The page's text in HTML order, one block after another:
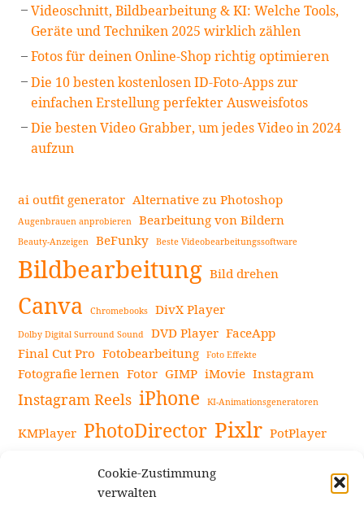
Cookie-Zustimmung
verwalten
Videoschnitt, Bildbearbeitung & KI: Welche Tools,
Geräte und Techniken 2025 wirklich zählen
Fotos für deinen Online-Shop richtig optimieren
Die 10 besten kostenlosen ID-Foto-Apps zur
einfachen Erstellung perfekter Ausweisfotos
Die besten Video Grabber, um jedes Video in 2024
aufzun
ai outfit generator Alternative zu Photoshop
Augenbrauen anprobieren Bearbeitung von Bildern
Beauty-Anzeigen BeFunky Beste Videobearbeitungssoftware
Bildbearbeitung Bild drehen
Canva Chromebooks DivX Player
Dolby Digital Surround Sound DVD Player FaceApp
Final Cut Pro Fotobearbeitung Foto Effekte
Fotografie lernen Fotor GIMP iMovie Instagram
Instagram Reels iPhone KI-Animationsgeneratoren
KMPlayer PhotoDirector Pixlr PotPlayer
Snapseed